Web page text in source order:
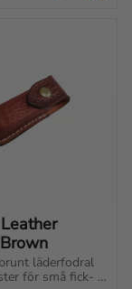
läderfodral
för små fick-